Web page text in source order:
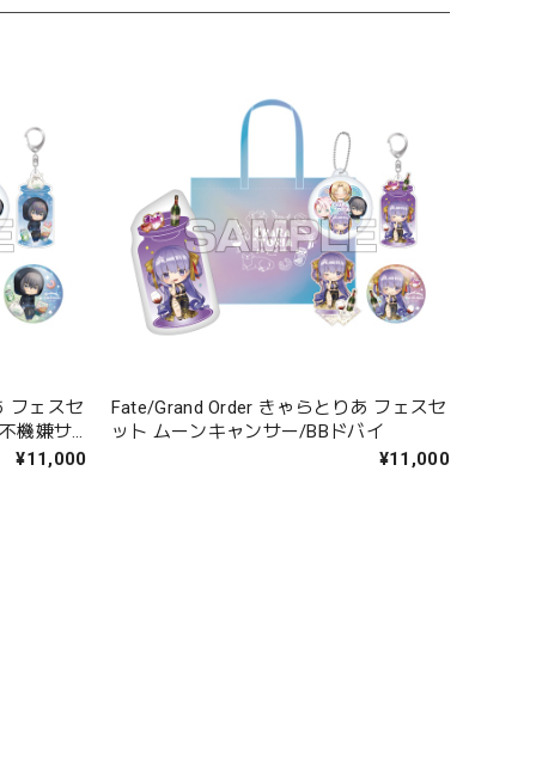
フェスセ
機嫌サ
¥11,000
Fate/Grand Order きゃらとりあ フェスセ
ット ムーンキャンサー/BBドバイ
¥11,000